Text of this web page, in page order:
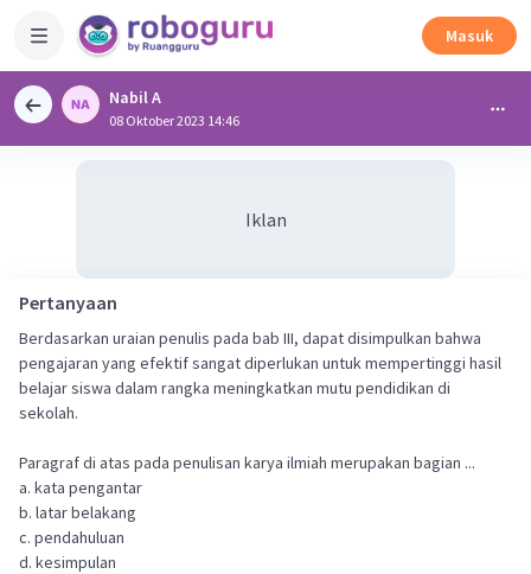
Masuk
Nabil A
08 Oktober 2023 14:46
Iklan
Pertanyaan
Berdasarkan uraian penulis pada bab III, dapat disimpulkan bahwa
pengajaran yang efektif sangat diperlukan untuk mempertinggi hasil
belajar siswa dalam rangka meningkatkan mutu pendidikan di
sekolah.
Paragraf di atas pada penulisan karya ilmiah merupakan bagian ...
a. kata pengantar
b. latar belakang
c. pendahuluan
d. kesimpulan